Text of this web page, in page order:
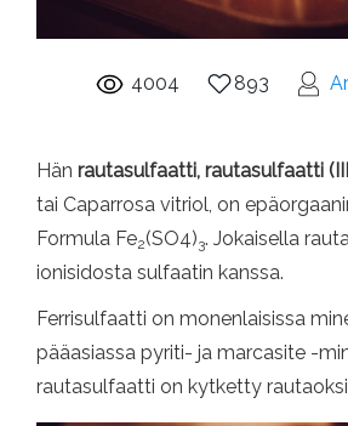
4004 893
Hän rautasulfaatti, rautasulfaatti
tai Caparrosa vitriol, on
Formula Fe2(SO4)3. Jokaisella
ionisidosta sulfaatin kanssa.
Ferrisulfaatti on monenlaisissa
pääasiassa pyriti- ja marcasite -
rautasulfaatti on kytketty